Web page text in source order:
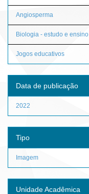
Angiosperma
Biologia - estudo e ensino
Jogos educativos
Data de publicação
2022
Tipo
Imagem
Unidade Acadêmica